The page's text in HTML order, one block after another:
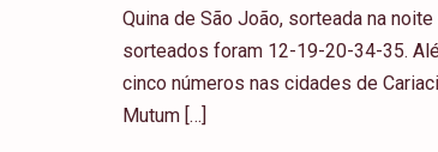
Quina de São João, sorteada na
sorteados foram 12-19-20-34-35.
cinco números nas cidades de
Mutum […]